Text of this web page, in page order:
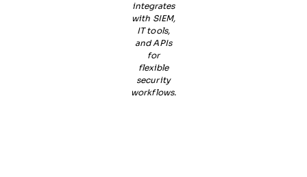
integrates
with SIEM,
IT tools,
and APIs
for
flexible
security
workflows.